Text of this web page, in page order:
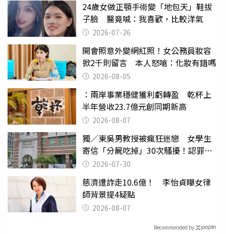
24歲女做正顎手術變「地包天」鞋拔
子臉 醫竟喊：我喜歡，比較洋氣
2026-07-26
開會照意外變網紅照！女公務員妝容
掀2千則留言 本人怒嗆：化妝有錯嗎
2026-08-05
：兩岸事業穩健獲利虧轉盈 乾杯上
半年營收23.7億元創同期新高
2026-08-07
獨／東吳男教授被瘋狂迷戀 女學生
寄信「分屍吃掉」30次騷擾！認罪免
關 2026-07-30
慈濟遭詐走10.6億！ 李怡貞曝女律
師背景提4疑點
2026-08-07
Recommended by